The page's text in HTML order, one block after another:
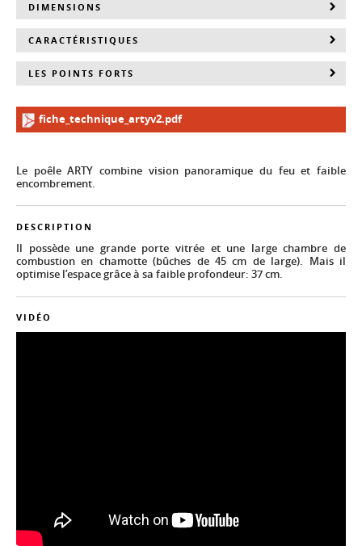
Le poêle ARTY combine vision panoramique du feu et faible
encombrement.
DESCRIPTION
Il possède une grande porte vitrée et une large chambre de
combustion en chamotte (bûches de 45 cm de large). Mais il
optimise l’espace grâce à sa faible profondeur: 37 cm.
VIDÉO
DIMENSIONS
CARACTÉRISTIQUES
LES POINTS FORTS
fiche_technique_artyv2.pdf